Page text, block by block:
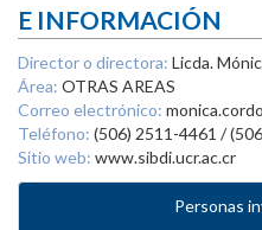
E INFORMACIÓN
Director o directora: Licda.
Área: OTRAS AREAS
Correo electrónico:
Teléfono: (506) 2511-4461 /
Sitio web: www.sibdi.ucr.ac.cr
Personas